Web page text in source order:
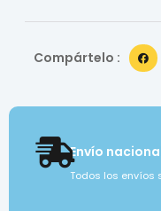
Compártelo :
Envío
Todos los envíos